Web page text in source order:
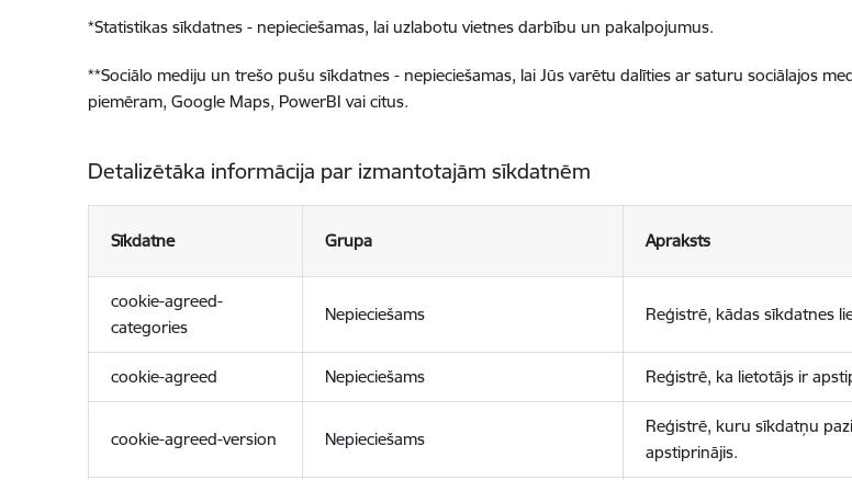
*Statistikas sīkdatnes - nepieciešamas, lai uzlabotu vietnes darbību un pakalpojumus.
**Sociālo mediju un trešo pušu sīkdatnes - nepieciešamas, lai Jūs varētu dalīties ar saturu sociālajos
piemēram, Google Maps, PowerBI vai citus.
Detalizētāka informācija par izmantotajām sīkdatnēm
Sīkdatne Grupa Apraksts
cookie-agreed-
categories
Nepieciešams Reģistrē, kādas sīkdatnes
cookie-agreed Nepieciešams Reģistrē, ka lietotājs ir
cookie-agreed-version Nepieciešams
Reģistrē, kuru sīkdatņu
apstiprinājis.